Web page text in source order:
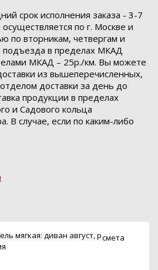
срок исполнения заказа - 3-7
по г. Москве и
по вторникам, четвергам и
подъезда в пределах МКАД
МКАД – 25р./км. Вы можете
из вышеперечисленных,
доставки за день до
продукции в пределах
и Садового кольца
В случае, если по каким-либо
мягкая: диван август, рсмета